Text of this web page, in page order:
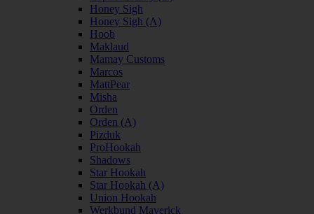
Honey Sigh
Honey Sigh (А)
Hoob
Maklaud
Mamay Customs
Marcos
MattPear
Misha
Orden
Orden (А)
Pizduk
ProHookah
Shadows
Star Hookah
Star Hookah (А)
Union Hookah
Werkbund Maverick